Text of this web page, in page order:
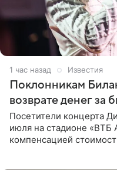
1 час назад Известия
Поклонникам
возврате денег за
Посетители концерта
июля на стадионе «ВТБ
компенсацией